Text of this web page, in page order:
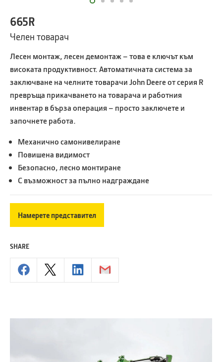
665R
Челен товарач
Лесен монтаж, лесен демонтаж – това е ключът към
високата продуктивност. Автоматичната система за
заключване на челните товарачи John Deere от серия R
превръща прикачването на товарача и работния
инвентар в бърза операция – просто заключете и
започнете работа.
Механично самонивелиране
Повишена видимост
Безопасно, лесно монтиране
С възможност за пълно надграждане
Намерете представител
SHARE